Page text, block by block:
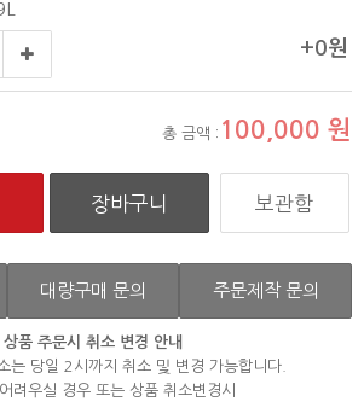
+0원
총 금액 : 100,000 원
보관함
대량구매 문의 주문제작 문의
상품 주문시 취소 변경 안내
는 당일 2시까지 취소 및 변경 가능합니다.
려우실 경우 또는 상품 취소변경시